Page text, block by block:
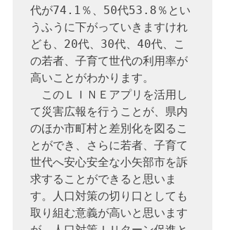
代が74.1％、50代53.8％とい
うふうに下がっていきますけれ
ども、20代、30代、40代、こ
の若者、子育て世代の利用率が
高いことがわかります。
このＬＩＮＥアプリを活用し
て災害広報を行うことが、県内
のほか市町村と差別化を図るこ
とができ、さらに若者、子育て
世代へ安心安全な小矢部市を訴
求することができると思いま
す。人口対策の切り口としても
取り組む意義が高いと思います